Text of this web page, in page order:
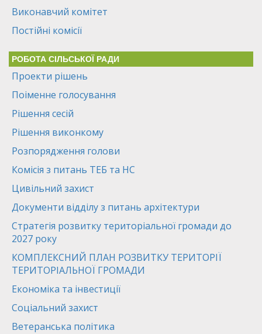
Виконавчий комітет
Постійні комісії
РОБОТА СІЛЬСЬКОЇ РАДИ
Проекти рішень
Поіменне голосування
Рішення сесій
Рішення виконкому
Розпорядження голови
Комісія з питань ТЕБ та НС
Цивільний захист
Документи відділу з питань архітектури
Стратегія розвитку територіальної громади до
2027 року
КОМПЛЕКСНИЙ ПЛАН РОЗВИТКУ ТЕРИТОРІЇ
ТЕРИТОРІАЛЬНОЇ ГРОМАДИ
Економіка та інвестиції
Соціальний захист
Ветеранська політика